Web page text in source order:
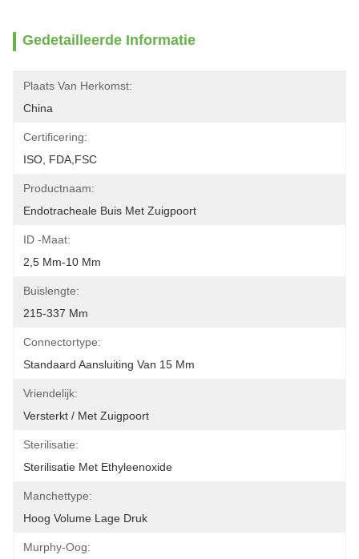
Gedetailleerde Informatie
Plaats Van Herkomst:
China
Certificering:
ISO, FDA,FSC
Productnaam:
Endotracheale Buis Met Zuigpoort
ID -maat:
2,5 Mm-10 Mm
Buislengte:
215-337 Mm
Connectortype:
Standaard Aansluiting Van 15 Mm
Vriendelijk:
Versterkt / Met Zuigpoort
Sterilisatie:
Sterilisatie Met Ethyleenoxide
Manchettype:
Hoog Volume Lage Druk
Murphy-Oog: